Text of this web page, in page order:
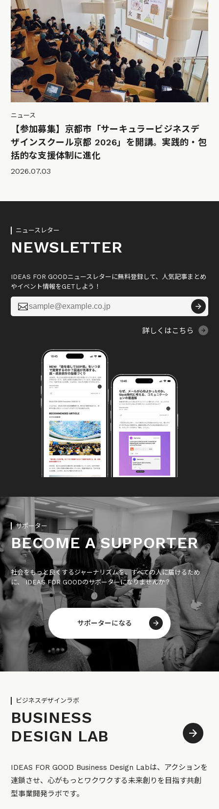
ニュース
【参加募集】京都市「サーキュラービジネスデ
ザインスクール京都 2026」を開講。実践的・包
括的な支援体制に進化
2026.07.03
ニュースレター
NEWSLETTER
IDEAS FOR GOODニュースレターに無料登録して、人気記事まとめ
やイベント情報をGETしよう！

詳しくはこちら
サポーター
BECOME A SUPPORTER
社会をもっと良くするジャーナリズムを、すべての人に届けるため
に、 IDEAS FOR GOODのサポーターになりませんか？
サポーターになる
ビジネスデザインラボ
BUSINESS
DESIGN LAB
IDEAS FOR GOOD Business Design Labは、アクションを
連鎖させ、心がもっとワクワクする未来創りを目指す共創
型事業開発ラボです。